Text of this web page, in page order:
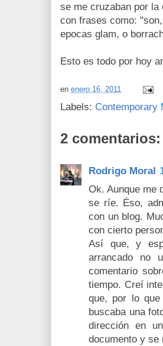
se me cruzaban por la
con frases como:
epocas glam, o
Esto es todo por hoy
en enero 16, 2011
Labels: Contemporary
2 comentarios:
Rodrigo Moral
Ok. Aunque me
se ríe. Éso,
con un blog.
con cierto
Así que, y
arrancado no
comentario
tiempo. Creí
que, por lo
buscaba una
dirección en
documento y se